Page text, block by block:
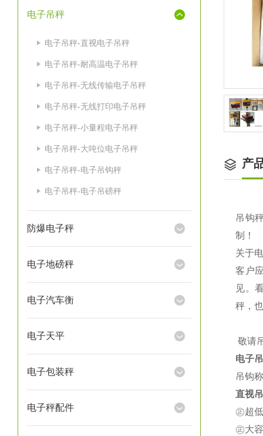
电子吊秤
电子吊秤-直视电子吊秤
电子吊秤-耐高温电子吊秤
电子吊秤-无线传输电子吊秤
电子吊秤-无线打印电子吊秤
电子吊秤-小量程电子吊秤
电子吊秤-大吨位电子吊秤
电子吊秤-电子吊钩秤
电子吊秤-电子吊磅秤
防爆电子秤
电子地磅秤
电子汽车衡
电子天平
电子包装秤
电子秤配件
产
吊钩
制！
关于
客户
见。
秤，
敬请
电子
吊钩
直视
㊣超
㊣大